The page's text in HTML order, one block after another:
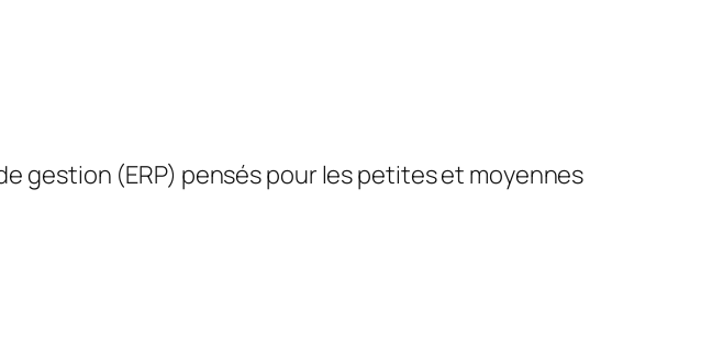
gestion (ERP) pensés pour les petites et moyennes